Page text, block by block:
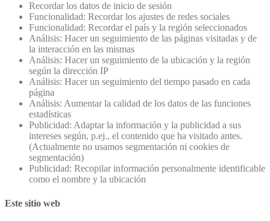
Recordar los datos de inicio de sesión
Funcionalidad: Recordar los ajustes de redes sociales
Funcionalidad: Recordar el país y la región seleccionados
Análisis: Hacer un seguimiento de las páginas visitadas y de
la interacción en las mismas
Análisis: Hacer un seguimiento de la ubicación y la región
según la dirección IP
Análisis: Hacer un seguimiento del tiempo pasado en cada
página
Análisis: Aumentar la calidad de los datos de las funciones
estadísticas
Publicidad: Adaptar la información y la publicidad a sus
intereses según, p.ej., el contenido que ha visitado antes.
(Actualmente no usamos segmentación ni cookies de
segmentación)
Publicidad: Recopilar información personalmente identificable
como el nombre y la ubicación
Este sitio web